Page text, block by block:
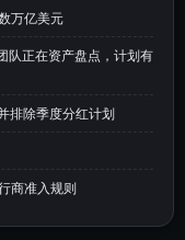
万亿美元
队正在资产盘点，计划有
排除季度分红计划
商准入规则